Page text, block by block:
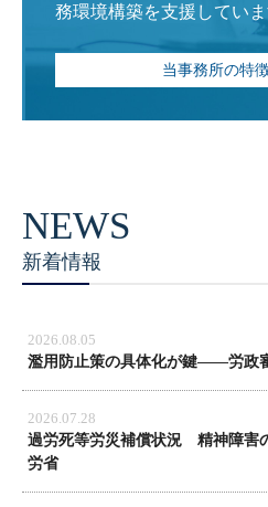
務環境構築を支援していま
当事務所の特
新着情報
2026.08.05
濫用防止策の具体化が鍵――労政
2026.07.28
過労死等労災補償状況 精神障
労省